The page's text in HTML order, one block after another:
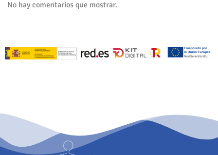
No hay comentarios que mostrar.